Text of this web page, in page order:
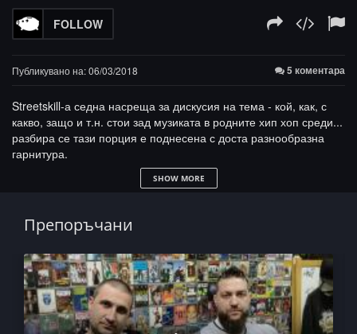
FOLLOW
Публикувано на: 06/03/2018 5 коментара
Streetskill-а седна насреща за дискусия на тема - кой, как, с
какво, защо и т.н. стои зад музиката в родните хип хоп среди...
разбира се тази порция е поднесена с доста разнообразна
гарнитура.
Дай му плей и не забравяй да коментираш, точно от тази зона
SHOW MORE
Препоръчани